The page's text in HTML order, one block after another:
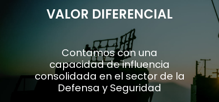
VALOR DIFERENCIAL
Contamos con una
capacidad de influencia
consolidada en el sector de la
Defensa y Seguridad